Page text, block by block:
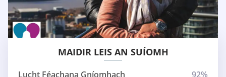
MAIDIR LEIS AN SUÍOMH
Lucht Féachana Gníomhach
92%